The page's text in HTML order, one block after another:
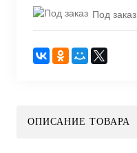
Под заказ
ОПИСАНИЕ ТОВАРА